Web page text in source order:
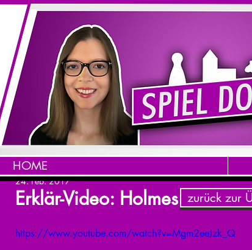
Erklär-Video: Holmes
24. Feb. 2017
https://www.youtube.com/watch?v=Mgm2eeJzk_Q
zurück zur
HOME